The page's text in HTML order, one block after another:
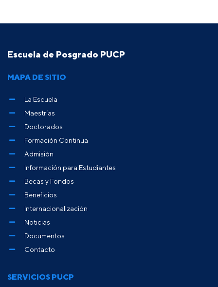
Escuela de Posgrado PUCP
MAPA DE SITIO
La Escuela
Maestrías
Doctorados
Formación Continua
Admisión
Información para Estudiantes
Becas y Fondos
Beneficios
Internacionalización
Noticias
Documentos
Contacto
SERVICIOS PUCP